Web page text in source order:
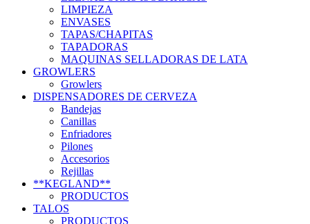
LIMPIEZA
ENVASES
TAPAS/CHAPITAS
TAPADORAS
MAQUINAS SELLADORAS DE LATA
GROWLERS
Growlers
DISPENSADORES DE CERVEZA
Bandejas
Canillas
Enfriadores
Pilones
Accesorios
Rejillas
**KEGLAND**
PRODUCTOS
TALOS
PRODUCTOS